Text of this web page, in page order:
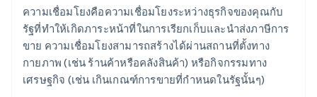
ความเชื่อมโยงคือความเชื่อมโยงระหว่างธุรกิจของคุณกับ
รัฐที่ทําให้เกิดภาระหน้าที่ในการเรียกเก็บและนําส่งภาษีการ
ขาย ความเชื่อมโยงสามารถสร้างได้ผ่านสถานที่ตั้งทาง
กายภาพ (เช่น ร้านค้าหรือคลังสินค้า) หรือกิจกรรมทาง
เศรษฐกิจ (เช่น เกินเกณฑ์การขายที่กําหนดในรัฐนั้นๆ)